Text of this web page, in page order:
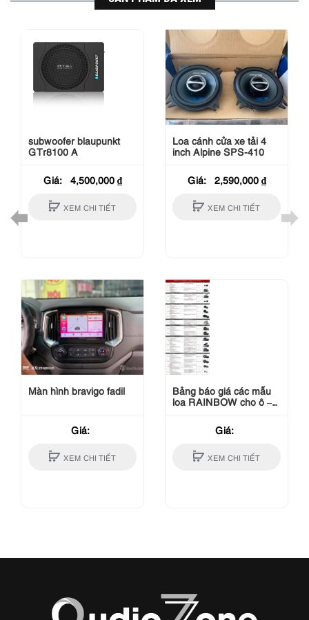
subwoofer blaupunkt
GTr8100 A
Giá: 4,500,000 ₫
XEM CHI TIẾT
Màn hình bravigo fadil
Giá:
XEM CHI TIẾT
Loa cánh cửa xe tải 4
inch Alpine SPS-410
Giá: 2,590,000 ₫
XEM CHI TIẾT
Bảng báo giá các mẫu
loa RAINBOW cho ô –
Giá:
XEM CHI TIẾT